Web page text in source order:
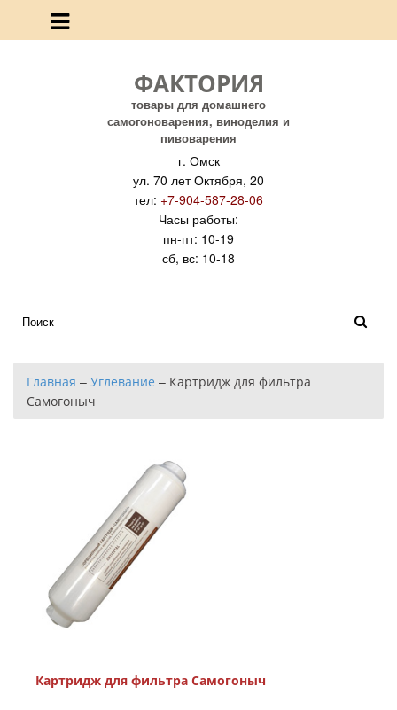
ФАКТОРИЯ
товары для домашнего
самогоноварения, виноделия и
пивоварения
г. Омск
ул. 70 лет Октября, 20
тел: +7-904-587-28-06
Часы работы:
пн-пт: 10-19
сб, вс: 10-18
Главная – Углевание – Картридж для фильтра
Самогоныч
Картридж для фильтра Самогоныч